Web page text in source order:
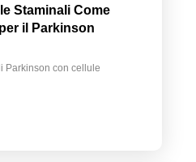
Staminali Come
il Parkinson
Parkinson con cellule